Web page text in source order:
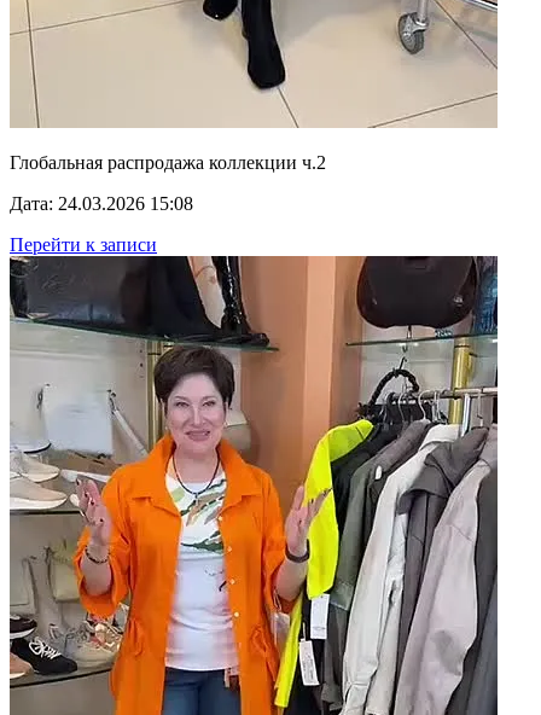
Глобальная распродажа коллекции ч.2
Дата: 24.03.2026 15:08
Перейти к записи